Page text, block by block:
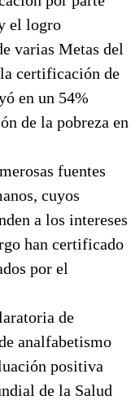
el logro
varias Metas del
certificación de
en un 54%
de la pobreza en
fuentes
cuyos
a los intereses
han certificado
por el
de
analfabetismo
positiva
de la Salud